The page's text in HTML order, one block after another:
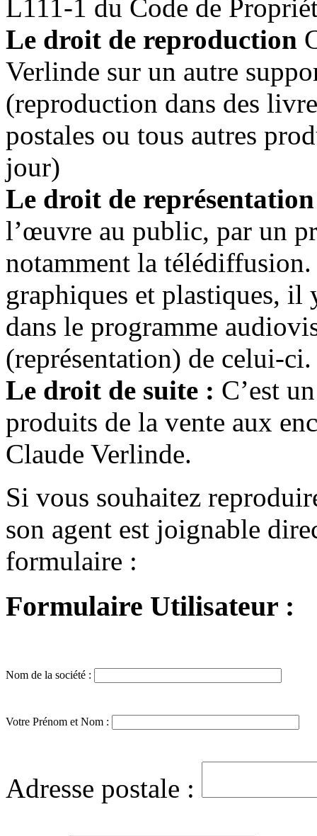
L111-1 du Code de
Le droit de reproduction
Verlinde sur un autre
(reproduction dans des
postales ou tous autres
jour)
Le droit de représentation
l’œuvre au public, par un
notamment la télédiffusion.
graphiques et plastiques,
dans le programme
(représentation) de celui-ci.
Le droit de suite : C’est
produits de la vente aux
Claude Verlinde.
Si vous souhaitez
son agent est joignable
formulaire :
Formulaire Utilisateur :
Nom de la société :
Votre Prénom et Nom :
Adresse postale :